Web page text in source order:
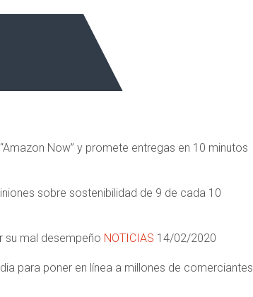
Now” y promete entregas en 10 minutos
sobre sostenibilidad de 9 de cada 10
su mal desempeño NOTICIAS 14/02/2020
para poner en línea a millones de comerciantes